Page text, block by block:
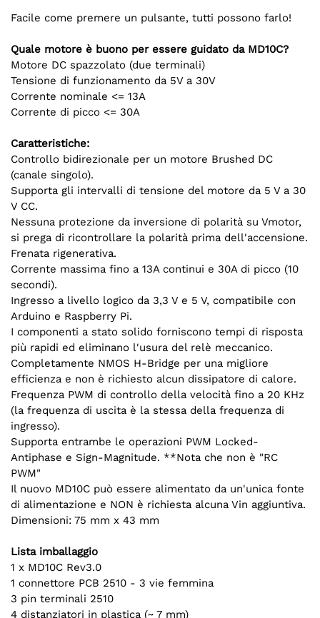
Facile come premere un pulsante, tutti possono farlo!
Quale motore è buono per essere guidato da MD10C?
Motore DC spazzolato (due terminali)
Tensione di funzionamento da 5V a 30V
Corrente nominale <= 13A
Corrente di picco <= 30A
Caratteristiche:
Controllo bidirezionale per un motore Brushed DC
(canale singolo).
Supporta gli intervalli di tensione del motore da 5 V a 30
V CC.
Nessuna protezione da inversione di polarità su Vmotor,
si prega di ricontrollare la polarità prima dell'accensione.
Frenata rigenerativa.
Corrente massima fino a 13A continui e 30A di picco (10
secondi).
Ingresso a livello logico da 3,3 V e 5 V, compatibile con
Arduino e Raspberry Pi.
I componenti a stato solido forniscono tempi di risposta
più rapidi ed eliminano l'usura del relè meccanico.
Completamente NMOS H-Bridge per una migliore
efficienza e non è richiesto alcun dissipatore di calore.
Frequenza PWM di controllo della velocità fino a 20 KHz
(la frequenza di uscita è la stessa della frequenza di
ingresso).
Supporta entrambe le operazioni PWM Locked-
Antiphase e Sign-Magnitude. **Nota che non è "RC
PWM"
Il nuovo MD10C può essere alimentato da un'unica fonte
di alimentazione e NON è richiesta alcuna Vin aggiuntiva.
Dimensioni: 75 mm x 43 mm
Lista imballaggio
1 x MD10C Rev3.0
1 connettore PCB 2510 - 3 vie femmina
3 pin terminali 2510
4 distanziatori in plastica (~ 7 mm)